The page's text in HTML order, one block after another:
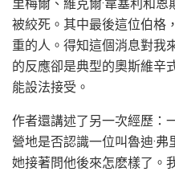
里梅爾、維克爾·韋塞利和恩
被絞死。其中最後這位伯格
重的人。得知這個消息對我
的反應卻是典型的奧斯維辛
能設法接受。
作者還講述了另一次經歷：
營地是否認識一位叫魯迪·
她接著問他後來怎麽樣了。